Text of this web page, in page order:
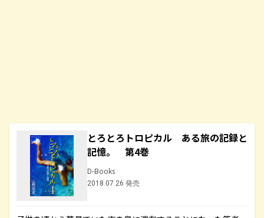
とろとろトロピカル ある旅の記録と
記憶。 第4巻
D-Books
2018.07.26 発売